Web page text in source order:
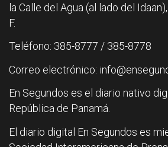
la Calle del Agua (al lado del
F.
Teléfono: 385-8777 / 385-8778
Correo electrónico:
En Segundos es el diario nativo
República de Panamá.
El diario digital En Segundos es